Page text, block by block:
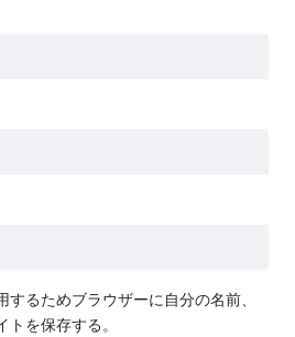
するためブラウザーに自分の名前、
トを保存する。